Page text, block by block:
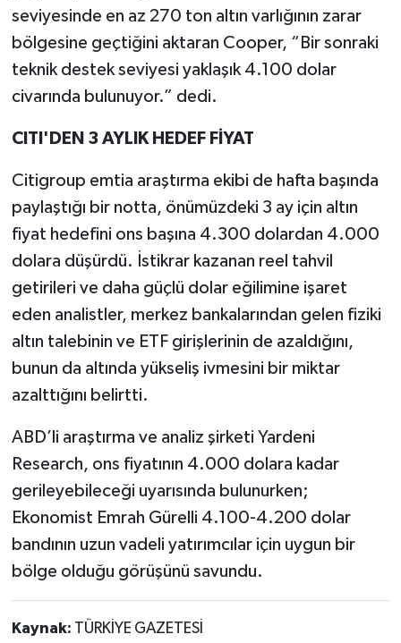
seviyesinde en az 270 ton altın varlığının zarar
bölgesine geçtiğini aktaran Cooper, “Bir sonraki
teknik destek seviyesi yaklaşık 4.100 dolar
civarında bulunuyor.” dedi.
CITI'DEN 3 AYLIK HEDEF FİYAT
Citigroup emtia araştırma ekibi de hafta başında
paylaştığı bir notta, önümüzdeki 3 ay için altın
fiyat hedefini ons başına 4.300 dolardan 4.000
dolara düşürdü. İstikrar kazanan reel tahvil
getirileri ve daha güçlü dolar eğilimine işaret
eden analistler, merkez bankalarından gelen fiziki
altın talebinin ve ETF girişlerinin de azaldığını,
bunun da altında yükseliş ivmesini bir miktar
azalttığını belirtti.
ABD’li araştırma ve analiz şirketi Yardeni
Research, ons fiyatının 4.000 dolara kadar
gerileyebileceği uyarısında bulunurken;
Ekonomist Emrah Gürelli 4.100-4.200 dolar
bandının uzun vadeli yatırımcılar için uygun bir
bölge olduğu görüşünü savundu.
Kaynak: TÜRKİYE GAZETESİ